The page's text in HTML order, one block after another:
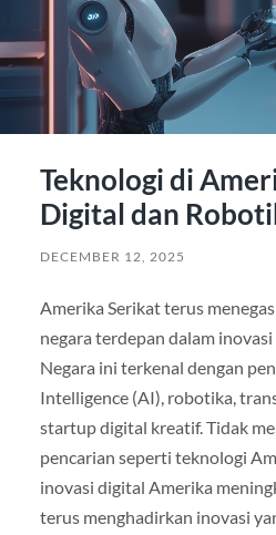
Teknologi di
Digital dan
DECEMBER 12, 2025
Amerika Serikat terus
negara terdepan dalam
Negara ini terkenal dengan
Intelligence (AI), robotika,
startup digital kreatif. Tidak
pencarian seperti teknologi
inovasi digital Amerika
terus menghadirkan inovasi